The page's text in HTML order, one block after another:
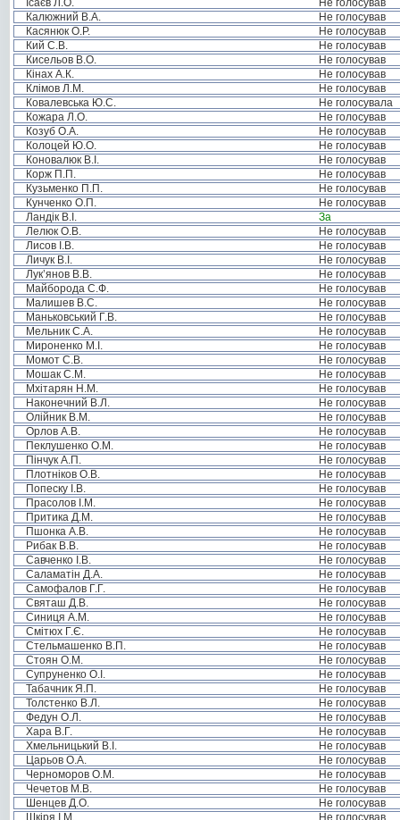
Ісаєв Л.О.
Не голосував
Калюжний В.А.
Не голосував
Касянюк О.Р.
Не голосував
Кий С.В.
Не голосував
Кисельов В.О.
Не голосував
Кінах А.К.
Не голосував
Клімов Л.М.
Не голосував
Ковалевська Ю.С.
Не голосувала
Кожара Л.О.
Не голосував
Козуб О.А.
Не голосував
Колоцей Ю.О.
Не голосував
Коновалюк В.І.
Не голосував
Корж П.П.
Не голосував
Кузьменко П.П.
Не голосував
Кунченко О.П.
Не голосував
Ландік В.І.
За
Лелюк О.В.
Не голосував
Лисов І.В.
Не голосував
Личук В.І.
Не голосував
Лук’янов В.В.
Не голосував
Майборода С.Ф.
Не голосував
Малишев В.С.
Не голосував
Маньковський Г.В.
Не голосував
Мельник С.А.
Не голосував
Мироненко М.І.
Не голосував
Момот С.В.
Не голосував
Мошак С.М.
Не голосував
Мхітарян Н.М.
Не голосував
Наконечний В.Л.
Не голосував
Олійник В.М.
Не голосував
Орлов А.В.
Не голосував
Пеклушенко О.М.
Не голосував
Пінчук А.П.
Не голосував
Плотніков О.В.
Не голосував
Попеску І.В.
Не голосував
Прасолов І.М.
Не голосував
Притика Д.М.
Не голосував
Пшонка А.В.
Не голосував
Рибак В.В.
Не голосував
Савченко І.В.
Не голосував
Саламатін Д.А.
Не голосував
Самофалов Г.Г.
Не голосував
Святаш Д.В.
Не голосував
Синиця А.М.
Не голосував
Смітюх Г.Є.
Не голосував
Стельмашенко В.П.
Не голосував
Стоян О.М.
Не голосував
Супруненко О.І.
Не голосував
Табачник Я.П.
Не голосував
Толстенко В.Л.
Не голосував
Федун О.Л.
Не голосував
Хара В.Г.
Не голосував
Хмельницький В.І.
Не голосував
Царьов О.А.
Не голосував
Черноморов О.М.
Не голосував
Чечетов М.В.
Не голосував
Шенцев Д.О.
Не голосував
Шкіря І.М.
Не голосував